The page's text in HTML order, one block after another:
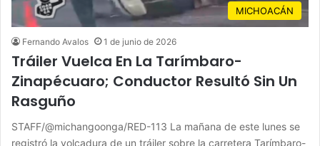
MICHOACÁN
Fernando Avalos 1 de junio de 2026
Tráiler Vuelca En La Tarímbaro-
Zinapécuaro; Conductor Resultó Sin Un
Rasguño
STAFF/@michangoonga/RED-113 La mañana de este lunes se
registró la volcadura de un tráiler sobre la carretera Tarímbaro-